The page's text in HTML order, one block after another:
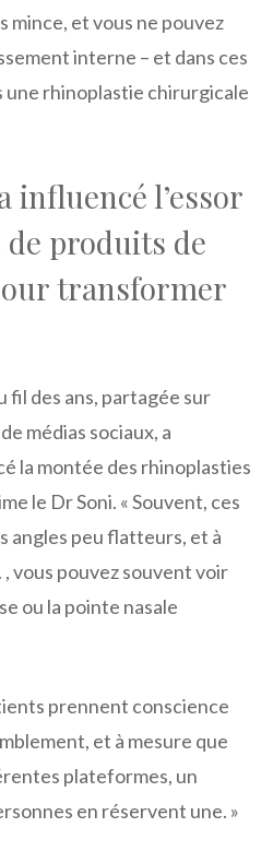
mince, et vous ne pouvez
interne – et dans ces
une rhinoplastie chirurgicale
influencé l’essor
produits de
transformer
fil des ans, partagée sur
médias sociaux, a
la montée des rhinoplasties
le Dr Soni. « Souvent, ces
angles peu flatteurs, et à
vous pouvez souvent voir
ou la pointe nasale
prennent conscience
et à mesure que
plateformes, un
en réservent une. »